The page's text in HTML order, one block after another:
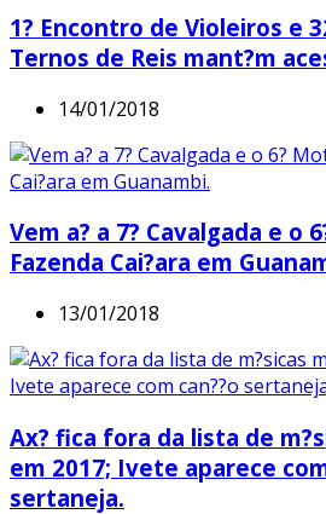
1? Encontro de Violeiros e
Ternos de Reis mant?m
14/01/2018
Vem a? a 7? Cavalgada e o
Fazenda Cai?ara em
13/01/2018
Ax? fica fora da lista de
em 2017; Ivete aparece
sertaneja.